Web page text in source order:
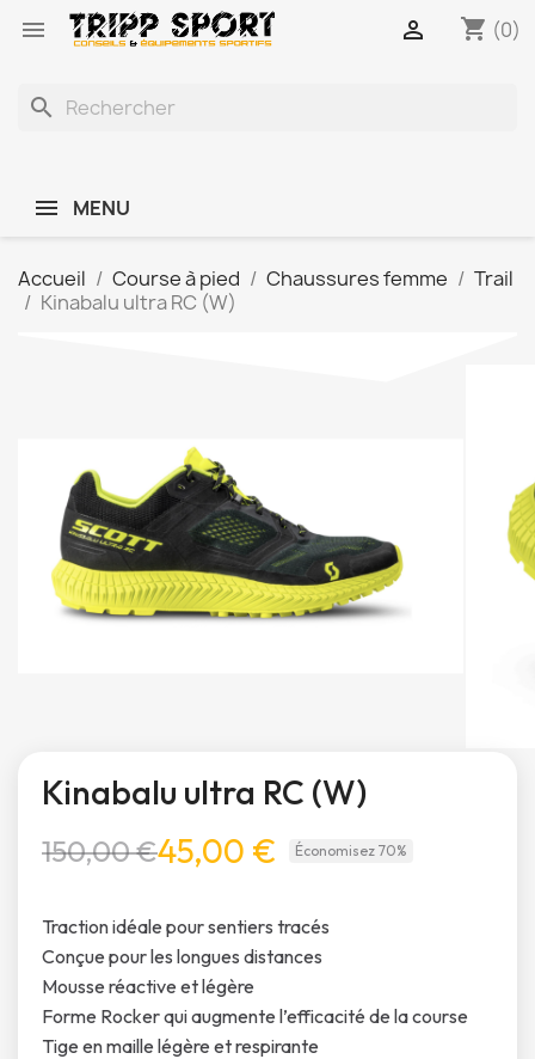
 shopping_cart (0)

search
MENU
Accueil Course à pied Chaussures femme
Trail
Kinabalu ultra RC (W)
Kinabalu ultra RC (W)
150,00 €45,00 € Économisez 70%
Traction idéale pour sentiers tracés
Conçue pour les longues distances
Mousse réactive et légère
Forme Rocker qui augmente l’efficacité de la course
Tige en maille légère et respirante